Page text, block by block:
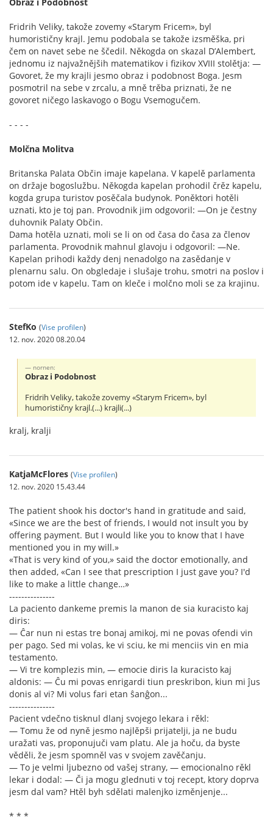
Fridrih Veliky, takože zovemy «Starym Fricem», byl
humorističny krajl. Jemu podobala se takože izsměška, pri
čem on navet sebe ne ščedil. Někogda on skazal D’Alembert,
jednomu iz najvažnějših matematikov i fizikov XVIII stolětja: —
Govoret, že my krajli jesmo obraz i podobnost Boga. Jesm
posmotril na sebe v zrcalu, a mně trěba priznati, že ne
govoret ničego laskavogo o Bogu Vsemogučem.
- - - -
Molčna Molitva
Britanska Palata Občin imaje kapelana. V kapelě parlamenta
on držaje bogoslužbu. Někogda kapelan prohodil črěz kapelu,
kogda grupa turistov posěčala budynok. Poněktori hotěli
uznati, kto je toj pan. Provodnik jim odgovoril: —On je čestny
duhovnik Palaty Občin.
Dama hotěla uznati, moli se li on od časa do časa za členov
parlamenta. Provodnik mahnul glavoju i odgovoril: —Ne.
Kapelan prihodi každy denj nenadolgo na zasědanje v
plenarnu salu. On obgledaje i slušaje trohu, smotri na poslov i
potom ide v kapelu. Tam on kleče i molčno moli se za krajinu.
StefKo (Vise profilen)
12. nov. 2020 08.20.04
nornen:
Obraz i Podobnost
Fridrih Veliky, takože zovemy «Starym Fricem», byl
humorističny krajl.(...) krajli(...)
kralj, kralji
KatjaMcFlores (Vise profilen)
12. nov. 2020 15.43.44
The patient shook his doctor's hand in gratitude and said,
«Since we are the best of friends, I would not insult you by
offering payment. But I would like you to know that I have
mentioned you in my will.»
«That is very kind of you,» said the doctor emotionally, and
then added, «Can I see that prescription I just gave you? I'd
like to make a little change…»
---------------
La paciento dankeme premis la manon de sia kuracisto kaj
diris:
— Ĉar nun ni estas tre bonaj amikoj, mi ne povas ofendi vin
per pago. Sed mi volas, ke vi sciu, ke mi menciis vin en mia
testamento.
— Vi tre komplezis min, — emocie diris la kuracisto kaj
aldonis: — Ĉu mi povas enrigardi tiun preskribon, kiun mi ĵus
donis al vi? Mi volus fari etan ŝanĝon...
---------------
Pacient vdečno tisknul dlanj svojego lekara i rěkl:
— Tomu že od nyně jesmo najlěpši prijatelji, ja ne budu
uražati vas, proponujuči vam platu. Ale ja hoču, da byste
věděli, že jesm spomněl vas v svojem zavěčanju.
— To je velmi ljubezno od vašej strany, — emocionalno rěkl
lekar i dodal: — Či ja mogu glednuti v toj recept, ktory doprva
jesm dal vam? Htěl byh sdělati malenjko izměnjenje...
* * *